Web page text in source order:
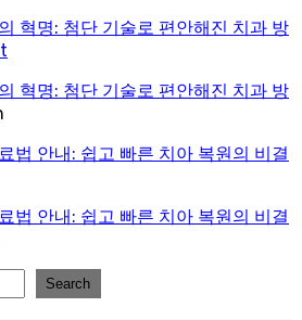
혁명: 첨단 기술로 편안해진 치과 방
혁명: 첨단 기술로 편안해진 치과 방
법 안내: 쉽고 빠른 치아 복원의 비결
법 안내: 쉽고 빠른 치아 복원의 비결
Search